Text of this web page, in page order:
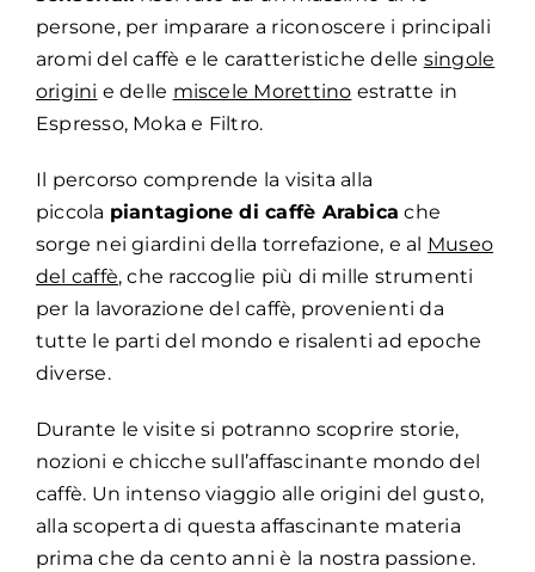
persone, per imparare a riconoscere i principali
aromi del caffè e le caratteristiche delle singole
origini e delle miscele Morettino estratte in
Espresso, Moka e Filtro.
Il percorso comprende la visita alla
piccola piantagione di caffè Arabica che
sorge nei giardini della torrefazione, e al Museo
del caffè, che raccoglie più di mille strumenti
per la lavorazione del caffè, provenienti da
tutte le parti del mondo e risalenti ad epoche
diverse.
Durante le visite si potranno scoprire storie,
nozioni e chicche sull’affascinante mondo del
caffè. Un intenso viaggio alle origini del gusto,
alla scoperta di questa affascinante materia
prima che da cento anni è la nostra passione.